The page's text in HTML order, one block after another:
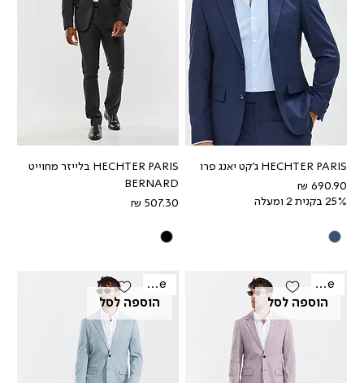
HECHTER PARIS ג'קט יאנג פרו
מחיר
25% בקנית 2 ומעלה
HECHTER PARIS בלייזר מחוייט
BERNARD
מחיר
הוספה לסל
Sale
הוספה לסל
Sale